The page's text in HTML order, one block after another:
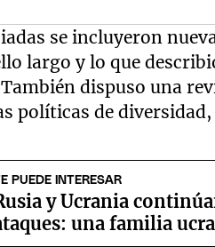
se incluyeron
largo y lo que
dispuso una
políticas de
PUEDE INTERESAR
y Ucrania
una familia